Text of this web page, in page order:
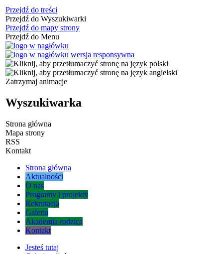
Przejdź do treści
Przejdź do Wyszukiwarki
Przejdź do mapy strony
Przejdź do Menu
Zatrzymaj animacje
Wyszukiwarka
Strona główna
Mapa strony
RSS
Kontakt
Strona główna
Aktualności
O nas
Programy i projekty
Rekrutacja
Galeria
Akademia rodzica
Kontakt
Jesteś tutaj